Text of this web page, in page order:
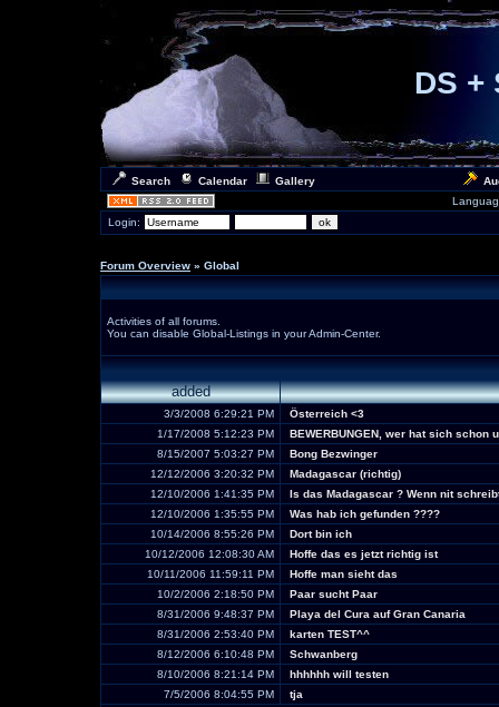
DS +
Search Calendar Gallery
Login:
Forum Overview » Global
Activities of all forums.
You can disable Global-Listings in your Admin-Center.
added
3/3/2008 6:29:21 PM
Österreich <3
1/17/2008 5:12:23 PM
BEWERBUNGEN, wer hat sich schon
8/15/2007 5:03:27 PM
Bong Bezwinger
12/12/2006 3:20:32 PM
Madagascar (richtig)
12/10/2006 1:41:35 PM
Is das Madagascar ? Wenn nit
12/10/2006 1:35:55 PM
Was hab ich gefunden ????
10/14/2006 8:55:26 PM
Dort bin ich
10/12/2006 12:08:30 AM
Hoffe das es jetzt richtig ist
10/11/2006 11:59:11 PM
Hoffe man sieht das
10/2/2006 2:18:50 PM
Paar sucht Paar
8/31/2006 9:48:37 PM
Playa del Cura auf Gran Canaria
8/31/2006 2:53:40 PM
karten TEST^^
8/12/2006 6:10:48 PM
Schwanberg
8/10/2006 8:21:14 PM
hhhhhh will testen
7/5/2006 8:04:55 PM
tja